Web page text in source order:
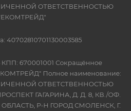
ОТВЕТСТВЕННОСТЬЮ
40702810701130003585
670001001 Сокращённое
Полное наименование:
ОТВЕТСТВЕННОСТЬЮ
ГАГАРИНА, Д. Д. 8, КВ./ОФ.
Р-Н ГОРОД СМОЛЕНСК, Г.